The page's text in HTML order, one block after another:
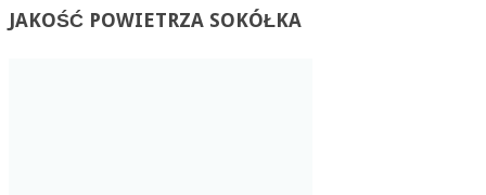
JAKOŚĆPOWIETRZA SOKÓŁKA